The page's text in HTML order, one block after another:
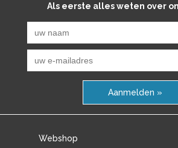
Als eerste alles weten over
Aanmelden »
Webshop